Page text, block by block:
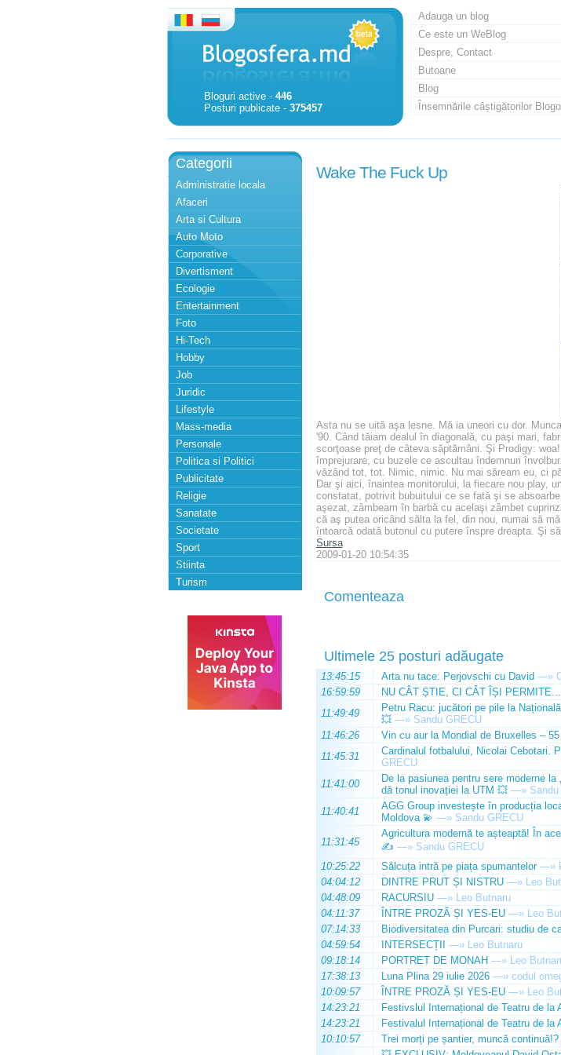
Bloguri active - 446
Posturi publicate - 375457
Adauga un blog
Ce este un WeBlog
Despre, Contact
Butoane
Blog
Însemnările câștigătorilor
Categorii
Administratie locala
Afaceri
Arta si Cultura
Auto Moto
Corporative
Divertisment
Ecologie
Entertainment
Foto
Hi-Tech
Hobby
Job
Juridic
Lifestyle
Mass-media
Personale
Politica si Politici
Publicitate
Religie
Sanatate
Societate
Sport
Stiinta
Turism
Wake The Fuck Up
Asta nu se uită aşa lesne. Mă ia uneori cu dor.
'90. Când tăiam dealul în diagonală, cu paşi mari,
scorţoase preţ de câteva săptămâni. Şi Prodigy:
împrejurare, cu buzele ce ascultau îndemnuri
văzând tot, tot. Nimic, nimic. Nu mai săream eu, ci
Dar şi aici, înaintea monitorului, la fiecare nou play,
constatat, potrivit bubuitului ce se fată şi se
aşezat, zâmbeam în barbă cu acelaşi zâmbet
că aş putea oricând sălta la fel, din nou, numai să
întoarcă odată butonul cu putere înspre dreapta. Şi
Sursa
2009-01-20 10:54:35
Comenteaza
Ultimele 25 posturi adăugate
13:45:15 Arta nu tace: Perjovschi cu David —»
16:59:59
NU CÂT ȘTIE, CI CÂT ÎȘI PERMITE...
11:49:49
Petru Racu: jucători pe pile la
💥 —» Sandu GRECU
11:46:26
Vin cu aur la Mondial de Bruxelles – 55
11:45:31
Cardinalul fotbalului, Nicolai Cebotari.
GRECU
11:41:00
De la pasiunea pentru sere moderne
dă tonul inovației la UTM 💥 —»
11:40:41
AGG Group investește în producția
Moldova 💫 —» Sandu GRECU
11:31:45
Agricultura modernă te așteaptă! În
✍️ —» Sandu GRECU
10:25:22
Sălcuța intră pe piața spumantelor —»
04:04:12
DINTRE PRUT ȘI NISTRU —» Leo
04:48:09
RACURSIU —» Leo Butnaru
04:11:37
ÎNTRE PROZĂ ȘI YES-EU —» Leo
07:14:33
Biodiversitatea din Purcari: studiu de
04:59:54
INTERSECȚII —» Leo Butnaru
09:18:14
PORTRET DE MONAH —» Leo
17:38:13
Luna Plina 29 iulie 2026 —» codul
10:09:57
ÎNTRE PROZĂ ȘI YES-EU —» Leo
14:23:21
Festivslul Internațional de Teatru de la
14:23:21
Festivalul Internațional de Teatru de la
10:10:57
Trei morți pe șantier, muncă continuă!?